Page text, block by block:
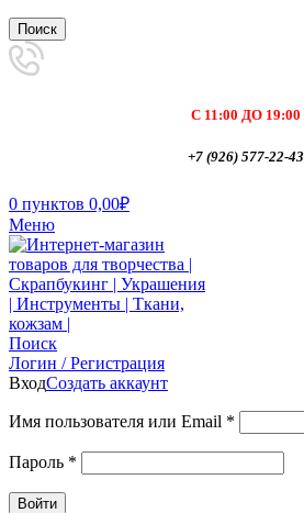
Поиск
С 11:00 ДО 19:00
+7 (926) 577-22-43
0 пунктов 0,00₽
Меню
Поиск
Логин / Регистрация
ВходСоздать аккаунт
Имя пользователя или Email *
Пароль *
Войти